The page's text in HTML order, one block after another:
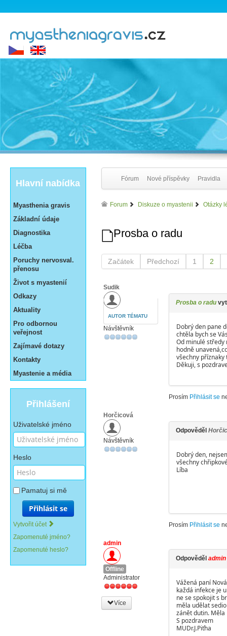
Hlavní nabídka
Myasthenia gravis
Základní údaje
Diagnostika
Léčba
Poruchy nervosval.
přenosu
Život s myastenií
Odkazy
Aktuality
Pro odbornou
veřejnost
Zajímavé dotazy
Kontakty
Myastenie a média
Přihlášení
Uživatelské jméno
Heslo
Pamatuj si mě
Přihlásit se
Vytvořit účet
Zapomenuté jméno?
Zapomenuté heslo?
Fórum Nové příspěvky Pravidla
Forum Diskuze o myastenii Otázky
Prosba o radu
Začátek Předchozí 1 2
Sudik
AUTOR TÉMATU
Návštěvník
Prosba o radu
Dobrý den pane
chtěla bych se
Od minulé středy
hodně
všechny příznaky
Děkuji, s
Prosím Přihlásit se
Horčicová
Návštěvník
Odpověděl
Dobrý den,
všechny
Líba
Prosím Přihlásit se
admin
Offline
Administrator
Více
Odpověděl admin
Vážená paní
každá infekce je
ne se spokojit s
měla udělat
zánět dutin.
S pozdravem
MUDr.J.Piťha